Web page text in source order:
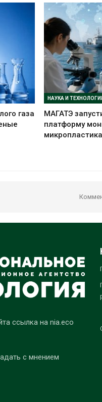
газа
НАУКА И
МАГАТЭ
платформу
микропластика
ссылка на nia.eco
с мнением